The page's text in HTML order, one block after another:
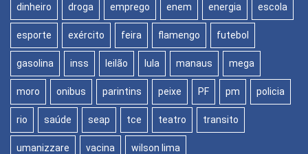
dinheiro droga emprego enem energia escola
esporte exército feira flamengo futebol
gasolina inss leilão lula manaus mega
moro onibus parintins peixe PF pm policia
rio saúde seap tce teatro transito
umanizzare vacina wilson lima